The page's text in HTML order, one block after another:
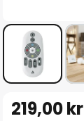
till219,00 kr